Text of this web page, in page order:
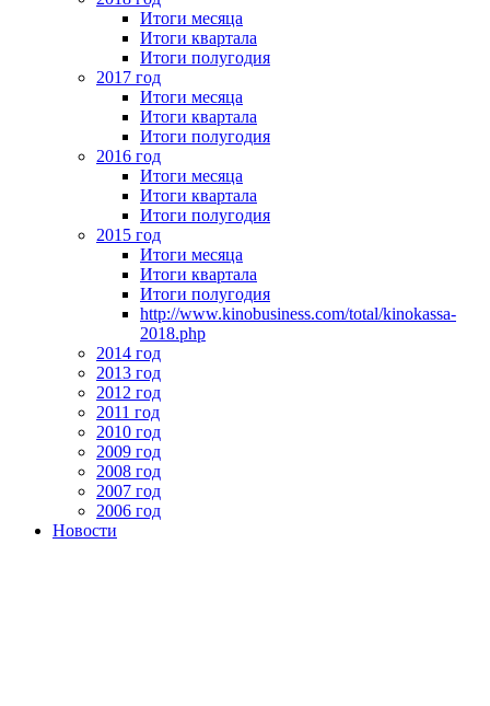
Итоги месяца
Итоги квартала
Итоги полугодия
2017 год
Итоги месяца
Итоги квартала
Итоги полугодия
2016 год
Итоги месяца
Итоги квартала
Итоги полугодия
2015 год
Итоги месяца
Итоги квартала
Итоги полугодия
http://www.kinobusiness.com/total/kinokassa-
2018.php
2014 год
2013 год
2012 год
2011 год
2010 год
2009 год
2008 год
2007 год
2006 год
Новости